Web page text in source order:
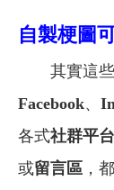
自製梗圖
其實這些
Facebook、
各式社群平台
或留言區 ，